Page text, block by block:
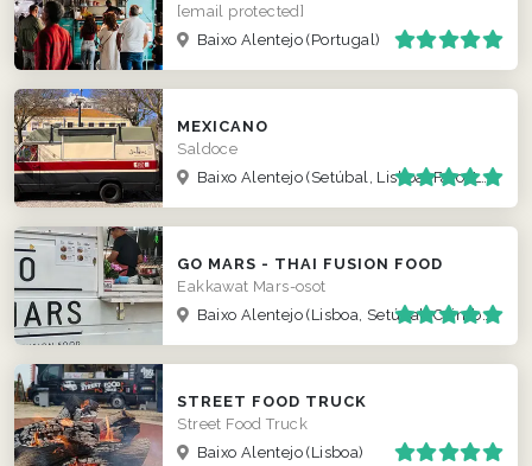
[email protected]
Baixo Alentejo(Portugal)
MEXICANO
Saldoce
Baixo Alentejo(Setúbal, Lisboa, Faro, Lagos)
GO MARS - THAI FUSION FOOD
Eakkawat Mars-osot
Baixo Alentejo(Lisboa, Setúbal, Coimbra )
STREET FOOD TRUCK
Street Food Truck
Baixo Alentejo(Lisboa)